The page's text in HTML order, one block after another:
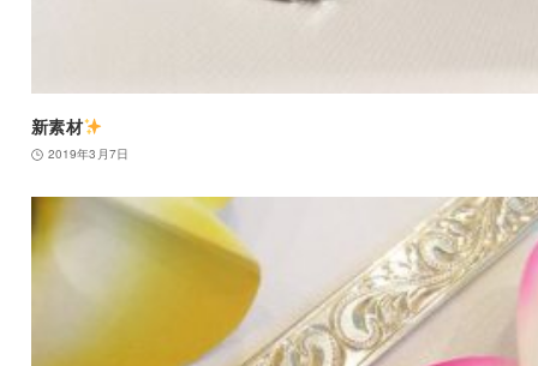
新素材
2019年3月7日